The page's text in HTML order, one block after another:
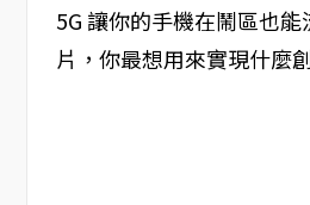
5G 讓你的手機在鬧區也能
片，你最想用來實現什麼